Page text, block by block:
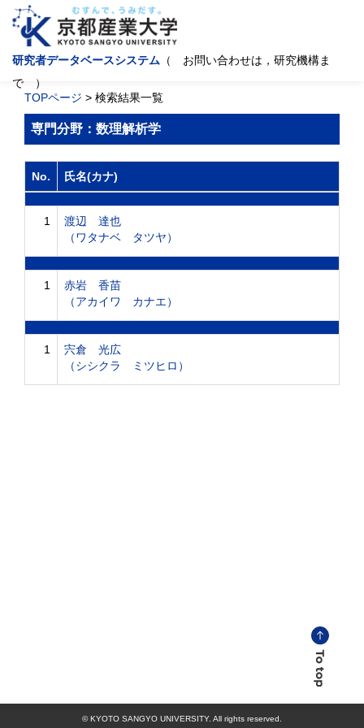
研究者データベースシステム （ お問い合わせは，研究機構ま
で ）
TOPページ > 検索結果一覧
専門分野：数理解析学
No. 氏名(カナ)
1
渡辺 達也
（ワタナベ タツヤ）
1
赤岩 香苗
（アカイワ カナエ）
1
宍倉 光広
（シシクラ ミツヒロ）
© KYOTO SANGYO UNIVERSITY. All rights reserved.